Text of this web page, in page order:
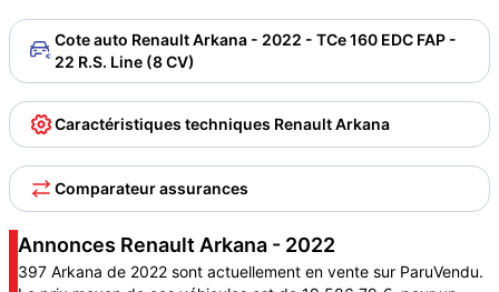
Cote auto Renault Arkana - 2022 - TCe 160 EDC FAP -
22 R.S. Line (8 CV)
Caractéristiques techniques Renault Arkana
Comparateur assurances
Annonces Renault Arkana - 2022
397 Arkana de 2022 sont actuellement en vente sur ParuVendu.